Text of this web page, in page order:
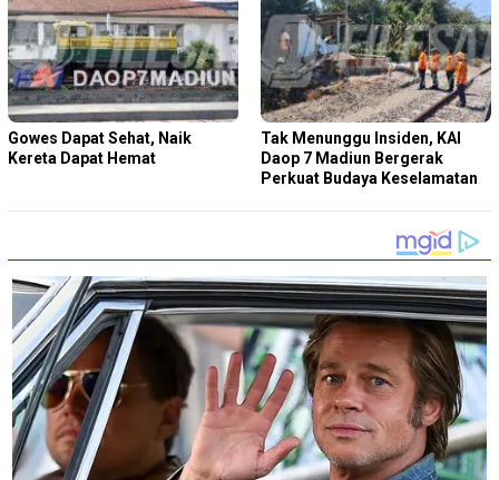
Gowes Dapat Sehat, Naik
Kereta Dapat Hemat
Tak Menunggu Insiden, KAI
Daop 7 Madiun Bergerak
Perkuat Budaya Keselamatan